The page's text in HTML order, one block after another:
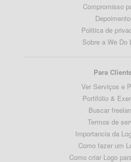
Compromisso
Politica de
Sobre a We Do
Para
Ver Serviços e
Portifólio &
Buscar
Termos de
Importancia da
Como fazer um
Como criar Logo